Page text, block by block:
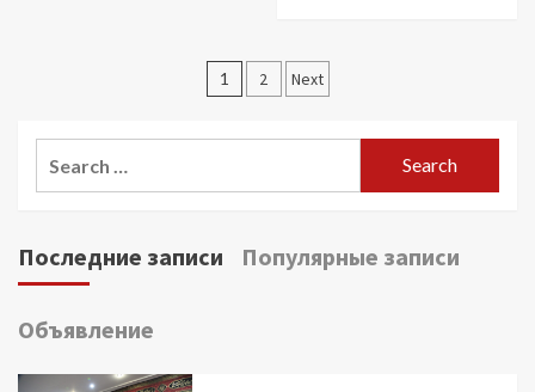
Posts
1 2 Next
Последние записи Популярные записи
Объявление